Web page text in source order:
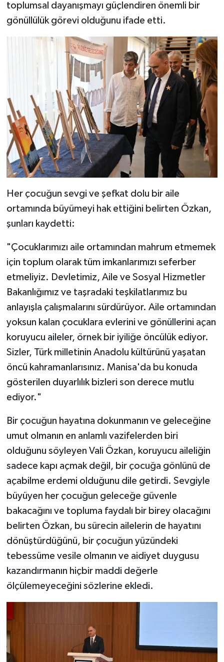
toplumsal dayanışmayı güçlendiren önemli bir
gönüllülük görevi olduğunu ifade etti.
Her çocuğun sevgi ve şefkat dolu bir aile
ortamında büyümeyi hak ettiğini belirten Özkan,
şunları kaydetti:
"Çocuklarımızı aile ortamından mahrum etmemek
için toplum olarak tüm imkanlarımızı seferber
etmeliyiz. Devletimiz, Aile ve Sosyal Hizmetler
Bakanlığımız ve taşradaki teşkilatlarımız bu
anlayışla çalışmalarını sürdürüyor. Aile ortamından
yoksun kalan çocuklara evlerini ve gönüllerini açan
koruyucu aileler, örnek bir iyiliğe öncülük ediyor.
Sizler, Türk milletinin Anadolu kültürünü yaşatan
öncü kahramanlarısınız. Manisa'da bu konuda
gösterilen duyarlılık bizleri son derece mutlu
ediyor."
Bir çocuğun hayatına dokunmanın ve geleceğine
umut olmanın en anlamlı vazifelerden biri
olduğunu söyleyen Vali Özkan, koruyucu aileliğin
sadece kapı açmak değil, bir çocuğa gönlünü de
açabilme erdemi olduğunu dile getirdi. Sevgiyle
büyüyen her çocuğun geleceğe güvenle
bakacağını ve topluma faydalı bir birey olacağını
belirten Özkan, bu sürecin ailelerin de hayatını
dönüştürdüğünü, bir çocuğun yüzündeki
tebessüme vesile olmanın ve aidiyet duygusu
kazandırmanın hiçbir maddi değerle
ölçülemeyeceğini sözlerine ekledi.